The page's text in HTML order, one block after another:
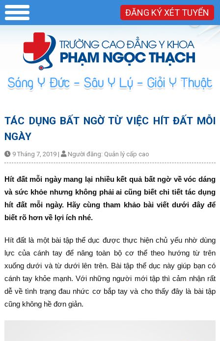
ĐĂNG KÝ XÉT TUYỂN
TÁC DỤNG BẤT NGỜ TỪ VIỆC HÍT ĐẤT MỖI
NGÀY
9 Tháng 7, 2019 | Người đăng: Quản lý cấp cao
Hít đất mỗi ngày mang lại nhiều kết quả bất ngờ về vóc dáng
và sức khỏe nhưng không phải ai cũng biết chi tiết tác dụng
hít đất mỗi ngày. Hãy cùng tham khảo bài viết dưới đây để
biết rõ hơn về lợi ích nhé.
Hít đất là một bài tập thể dục được thực hiện chủ yếu nhờ dùng
lực của cánh tay để nâng toàn bộ cơ thể theo hướng từ trên
xuống dưới và từ dưới lên trên. Bài tập thể dục này giúp bạn có
cánh tay khỏe mạnh. Với những người mới tập thì cảm nhận rất
dễ về tình trạng đau nhức cơ bắp tay và cho thấy đây là bài tập
cũng không hề đơn giản.